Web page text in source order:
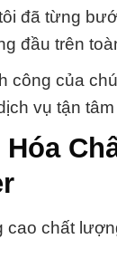
đã từng
đầu trên
của
vụ tận
cao chất